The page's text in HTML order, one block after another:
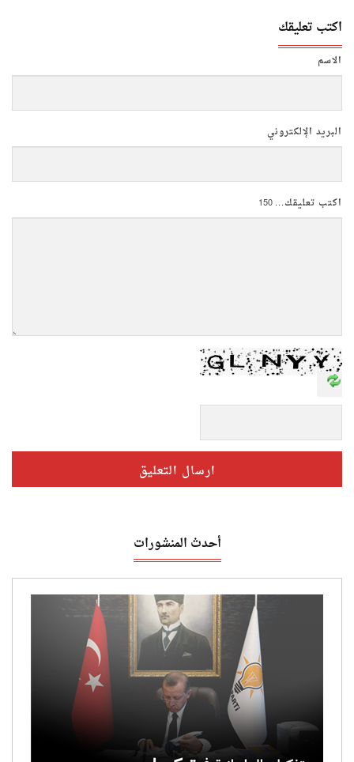
اكتب تعليقك
الاسم
البريد الإلكتروني
اكتب تعليقك...150
أحدث المنشورات